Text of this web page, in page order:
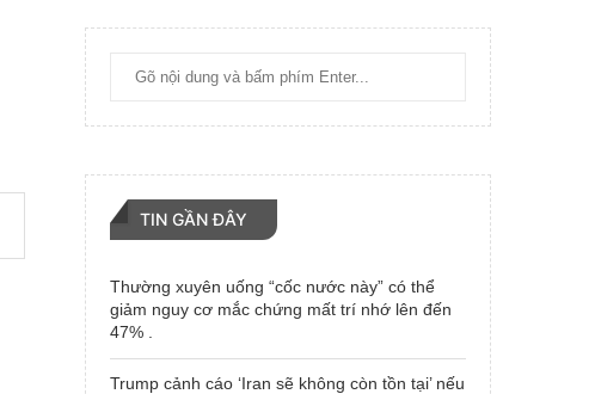
TIN GẦN ĐÂY
Thường xuyên uống “cốc nước này” có thể
giảm nguy cơ mắc chứng mất trí nhớ lên đến
47% .
Trump cảnh cáo ‘Iran sẽ không còn tồn tại’ nếu